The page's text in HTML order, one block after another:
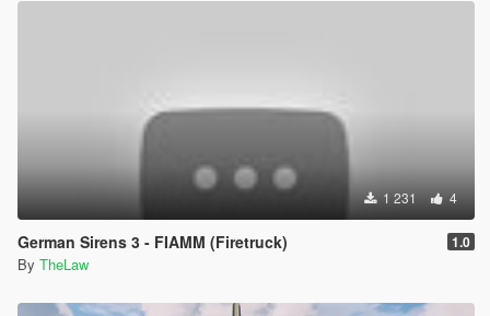
1 231 4
German Sirens 3 - FIAMM (Firetruck) 1.0
By TheLaw